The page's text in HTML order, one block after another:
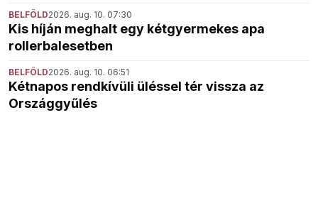
BELFÖLD2026. aug. 10. 07:30
Kis híján meghalt egy kétgyermekes apa
rollerbalesetben
BELFÖLD2026. aug. 10. 06:51
Kétnapos rendkívüli üléssel tér vissza az
Országgyűlés